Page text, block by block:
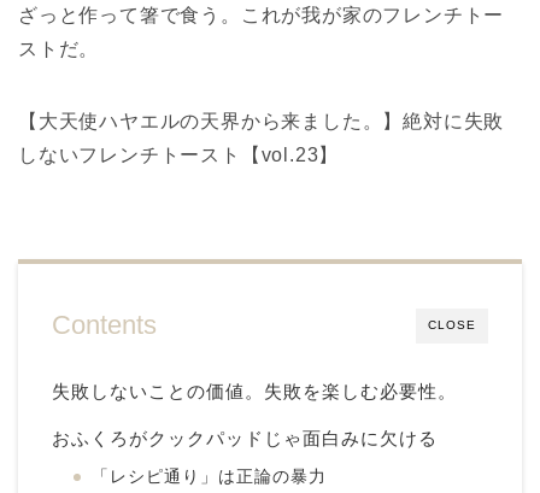
ざっと作って箸で食う。これが我が家のフレンチトー
ストだ。
【大天使ハヤエルの天界から来ました。】絶対に失敗
しないフレンチトースト【vol.23】
CLOSE
Contents
失敗しないことの価値。失敗を楽しむ必要性。
おふくろがクックパッドじゃ面白みに欠ける
「レシピ通り」は正論の暴力